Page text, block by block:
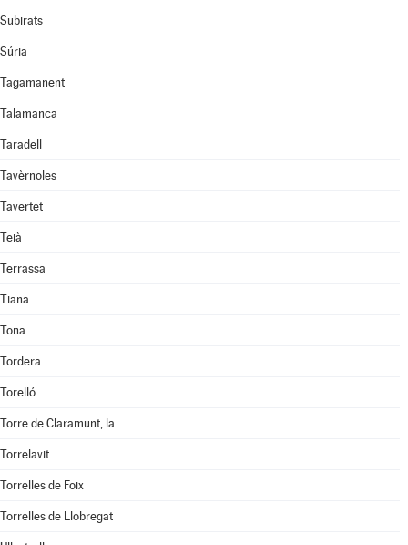
Subirats
Súria
Tagamanent
Talamanca
Taradell
Tavèrnoles
Tavertet
Teià
Terrassa
Tiana
Tona
Tordera
Torelló
Torre de Claramunt, la
Torrelavit
Torrelles de Foix
Torrelles de Llobregat